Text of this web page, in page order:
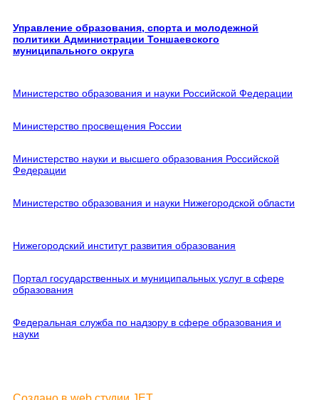
Управление образования, спорта и молодежной
политики Администрации Тоншаевского
муниципального округа
Министерство образования и науки Российской Федерации
Министерство просвещения России
Министерство науки и высшего образования Российской
Федерации
Министерство образования и науки Нижегородской области
Нижегородский институт развития образования
Портал государственных и муниципальных услуг в сфере
образования
Федеральная служба по надзору в сфере образования и
науки